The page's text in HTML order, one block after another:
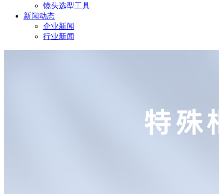
镜头选型工具
新闻动态
企业新闻
行业新闻